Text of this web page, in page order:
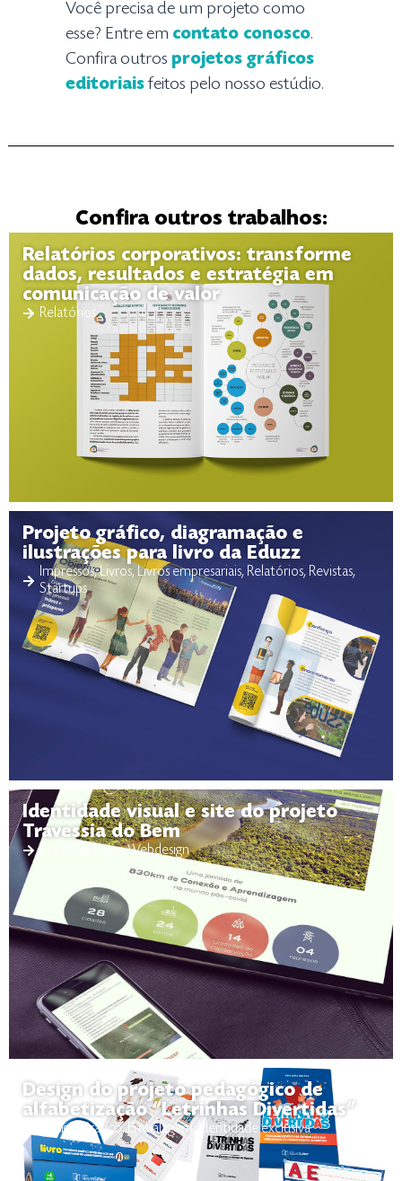
Você precisa de um projeto como
esse? Entre em contato conosco.
Confira outrosprojetos gráficos
editoriais feitos pelo nosso estúdio.
Confira outros trabalhos:
Relatórios corporativos: transforme
dados, resultados e estratégia em
comunicação de valor
Relatórios
Projeto gráfico, diagramação e
ilustrações para livro da Eduzz
Impressos,Livros, Livros empresariais, Relatórios, Revistas,
Startups
Identidade visual e site do projeto
Travessia do Bem
Logo,Webdesign
Design do projeto pedagógico de
alfabetização “Letrinhas Divertidas”
Design Gráfico,Embalagem, Identidade exclusiva